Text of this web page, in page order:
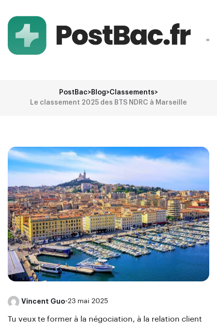
PostBac>Blog>Classements>
Le classement 2025 des BTS NDRC à Marseille
Vincent Guo•23 mai 2025
Tu veux te former à la négociation, à la relation client